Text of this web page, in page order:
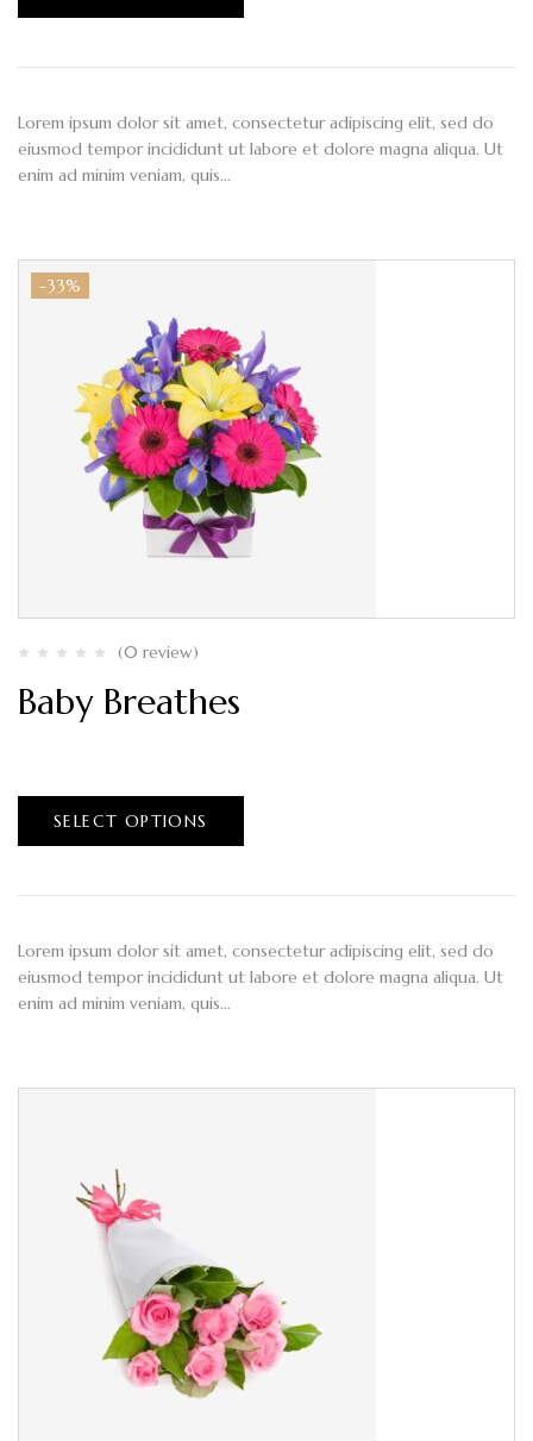
Lorem ipsum dolor sit amet, consectetur adipiscing elit, sed do
eiusmod tempor incididunt ut labore et dolore magna aliqua. Ut
enim ad minim veniam, quis…
-33%
(0 review)
Baby Breathes
SELECT OPTIONS
Lorem ipsum dolor sit amet, consectetur adipiscing elit, sed do
eiusmod tempor incididunt ut labore et dolore magna aliqua. Ut
enim ad minim veniam, quis…